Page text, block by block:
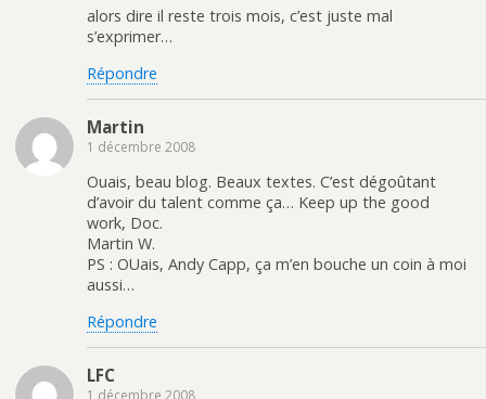
alors dire il reste trois mois, c’est juste mal
s’exprimer…
Répondre
Martin
1 décembre 2008
Ouais, beau blog. Beaux textes. C’est dégoûtant
d’avoir du talent comme ça… Keep up the good
work, Doc.
Martin W.
PS : OUais, Andy Capp, ça m’en bouche un coin à moi
aussi…
Répondre
LFC